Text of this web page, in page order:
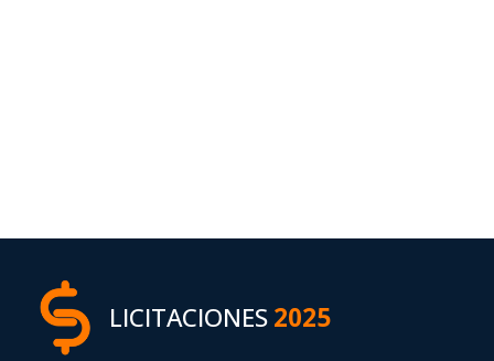
LICITACIONES2025